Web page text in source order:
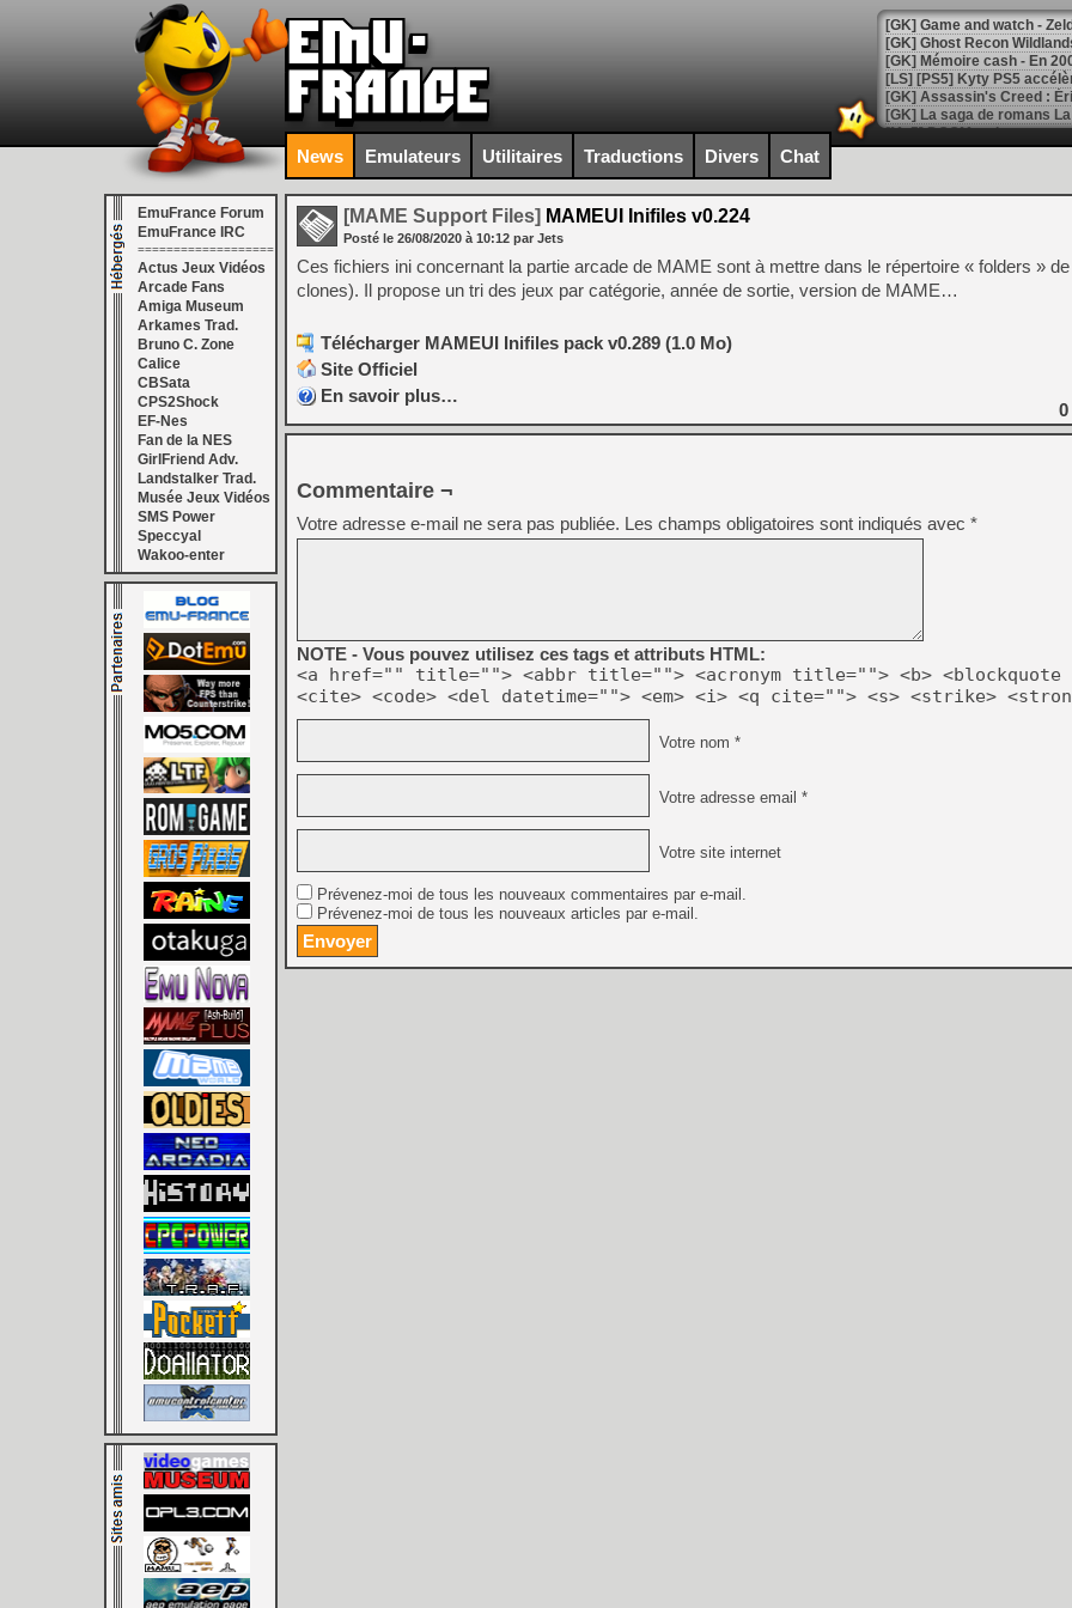
[Mo5] DOOM arrive en
[GK] Bethesda fête les 30
[GK] Roblox : l'action en
[GK] Agenda - GeForce
[GK] Devolver Digital en a
[LS] [PS5] ps5-y2jb-
[GK] Pourquoi Marvel
[GK] Test : Restory : Chill
[GK] GTA 6 : Rockstar
[GK] Hot Wheels Infinite
[GK] Mémoire cash -
[GK] Résultats Nintendo :
[GK] Déjà des
[Mo5] Brickboy cherche à
[GK] Minecraft et ses «
[GK] Beast of
[GK] Mémoire cash -
[GK] Dan Houser (GTA)
[GK] Comment EA Sports
[GK] Crimson Moon : un
[GK] Moonlighter 2 : The
[GK] Capcom relance
[Mo5] Deux inédits du
[GK] Le beat'em up The
[GK] Endless Legend 2 :
[LS] [PS5] Premiers
News Emulateurs Utilitaires Traductions Divers Chat
EmuFrance Forum
EmuFrance IRC
===================
Actus Jeux Vidéos
Arcade Fans
Amiga Museum
Arkames Trad.
Bruno C. Zone
Calice
CBSata
CPS2Shock
EF-Nes
Fan de la NES
GirlFriend Adv.
Landstalker Trad.
Musée Jeux Vidéos
SMS Power
Speccyal
Wakoo-enter
[MAME Support Files] MAMEUI Inifiles v0.224
Posté le 26/08/2020 à 10:12 par Jets
Ces fichiers ini concernant la partie arcade de MAME sont à mettre dans le répertoire « folders »
clones). Il propose un tri des jeux par catégorie, année de sortie, version de MAME…
Télécharger MAMEUI Inifiles pack v0.289 (1.0 Mo)
Site Officiel
En savoir plus…
0
Commentaire ¬
Votre adresse e-mail ne sera pas publiée. Les champs obligatoires sont indiqués avec *
NOTE - Vous pouvez utilisez ces tags et attributs HTML:
<a href="" title=""> <abbr title=""> <acronym title=""> <b> <blockquote
<cite> <code> <del datetime=""> <em> <i> <q cite=""> <s> <strike>
Votre nom *
Votre adresse email *
Votre site internet
Prévenez-moi de tous les nouveaux commentaires par e-mail.
Prévenez-moi de tous les nouveaux articles par e-mail.